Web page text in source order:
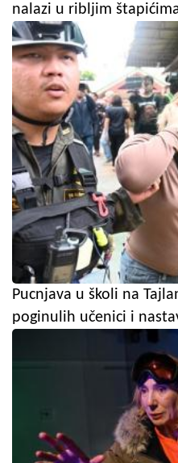
nalazi u ribljim
Pucnjava u školi na
poginulih učenici i